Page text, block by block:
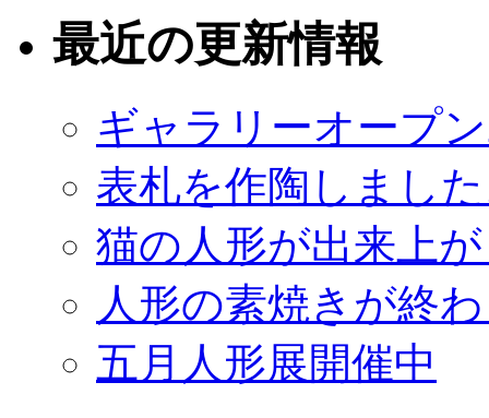
最近の更新情報
ギャラリーオープ
表札を作陶しまし
猫の人形が出来上
人形の素焼きが終
五月人形展開催中